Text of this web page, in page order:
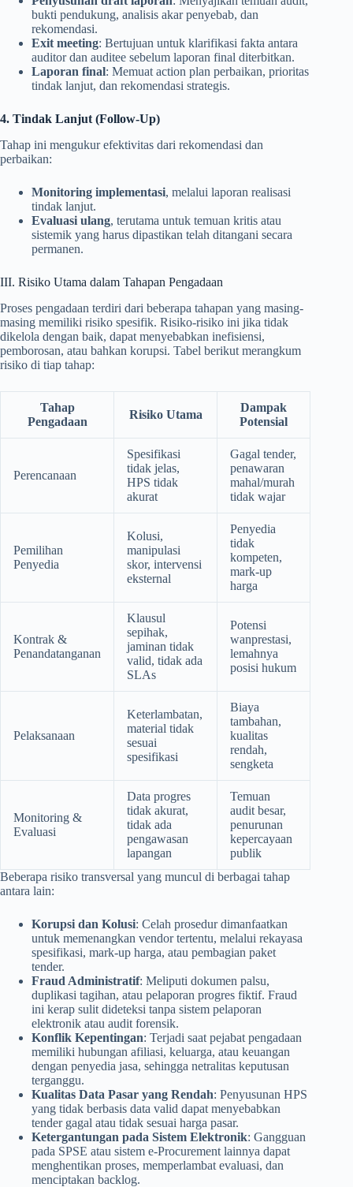
bukti pendukung, analisis akar penyebab, dan
rekomendasi.
Exit meeting: Bertujuan untuk klarifikasi fakta antara
auditor dan auditee sebelum laporan final diterbitkan.
Laporan final: Memuat action plan perbaikan, prioritas
tindak lanjut, dan rekomendasi strategis.
4. Tindak Lanjut (Follow-Up)
Tahap ini mengukur efektivitas dari rekomendasi dan
perbaikan:
Monitoring implementasi, melalui laporan realisasi
tindak lanjut.
Evaluasi ulang, terutama untuk temuan kritis atau
sistemik yang harus dipastikan telah ditangani secara
permanen.
III. Risiko Utama dalam Tahapan Pengadaan
Proses pengadaan terdiri dari beberapa tahapan yang masing-
masing memiliki risiko spesifik. Risiko-risiko ini jika tidak
dikelola dengan baik, dapat menyebabkan inefisiensi,
pemborosan, atau bahkan korupsi. Tabel berikut merangkum
risiko di tiap tahap:
Tahap
Pengadaan
Risiko Utama
Dampak
Potensial
Perencanaan
Spesifikasi
tidak jelas,
HPS tidak
akurat
Gagal tender,
penawaran
mahal/murah
tidak wajar
Pemilihan
Penyedia
Kolusi,
manipulasi
skor, intervensi
eksternal
Penyedia
tidak
kompeten,
mark-up
harga
Kontrak &
Penandatanganan
Klausul
sepihak,
jaminan tidak
valid, tidak ada
SLAs
Potensi
wanprestasi,
lemahnya
posisi hukum
Pelaksanaan
Keterlambatan,
material tidak
sesuai
spesifikasi
Biaya
tambahan,
kualitas
rendah,
sengketa
Monitoring &
Evaluasi
Data progres
tidak akurat,
tidak ada
pengawasan
lapangan
Temuan
audit besar,
penurunan
kepercayaan
publik
Beberapa risiko transversal yang muncul di berbagai tahap
antara lain:
Korupsi dan Kolusi: Celah prosedur dimanfaatkan
untuk memenangkan vendor tertentu, melalui rekayasa
spesifikasi, mark-up harga, atau pembagian paket
tender.
Fraud Administratif: Meliputi dokumen palsu,
duplikasi tagihan, atau pelaporan progres fiktif. Fraud
ini kerap sulit dideteksi tanpa sistem pelaporan
elektronik atau audit forensik.
Konflik Kepentingan: Terjadi saat pejabat pengadaan
memiliki hubungan afiliasi, keluarga, atau keuangan
dengan penyedia jasa, sehingga netralitas keputusan
terganggu.
Kualitas Data Pasar yang Rendah: Penyusunan HPS
yang tidak berbasis data valid dapat menyebabkan
tender gagal atau tidak sesuai harga pasar.
Ketergantungan pada Sistem Elektronik: Gangguan
pada SPSE atau sistem e-Procurement lainnya dapat
menghentikan proses, memperlambat evaluasi, dan
menciptakan backlog.